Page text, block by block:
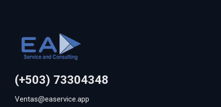
(+503) 73304348
Ventas@easervice.app